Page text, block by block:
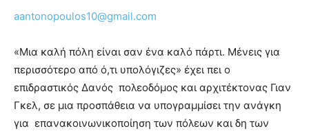
brandi
teaches
you
meaning
of
pain.
aantonopoulos10@gmail.com
«Μια καλή πόλη είναι σαν ένα καλό πάρτι. Μένεις για
περισσότερο από ό,τι υπολόγιζες» έχει πει ο
επιδραστικός Δανός πολεοδόμος και αρχιτέκτονας Γιαν
Γκελ, σε μια προσπάθεια να υπογραμμίσει την ανάγκη
για επανακοινωνικοποίηση των πόλεων και δη των